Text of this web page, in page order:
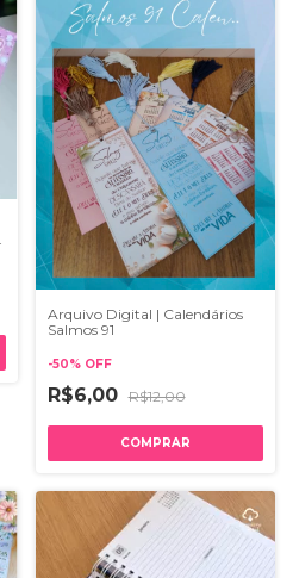
Arquivo Digital | Calendários
Salmos 91
-50% OFF
R$6,00 R$12,00